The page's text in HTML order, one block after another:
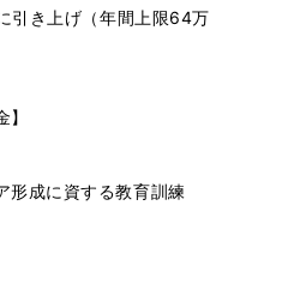
引き上げ（年間上限64万
形成に資する教育訓練